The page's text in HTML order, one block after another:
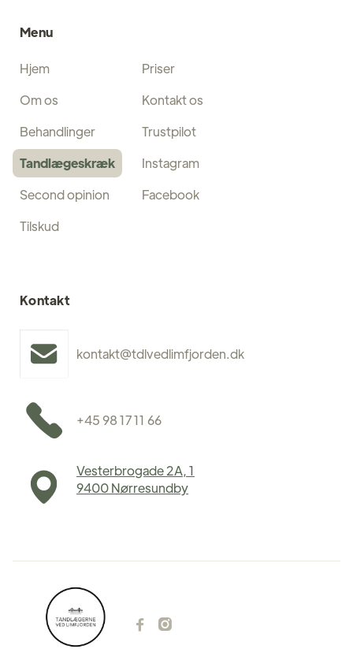
Menu
Hjem
Om os
Behandlinger
Tandlægeskræk
Second opinion
Tilskud
Priser
Kontakt os
Trustpilot
Instagram
Facebook
Kontakt
kontakt@tdlvedlimfjorden.dk
+45 98 17 11 66
Vesterbrogade 2A, 1
9400 Nørresundby
 